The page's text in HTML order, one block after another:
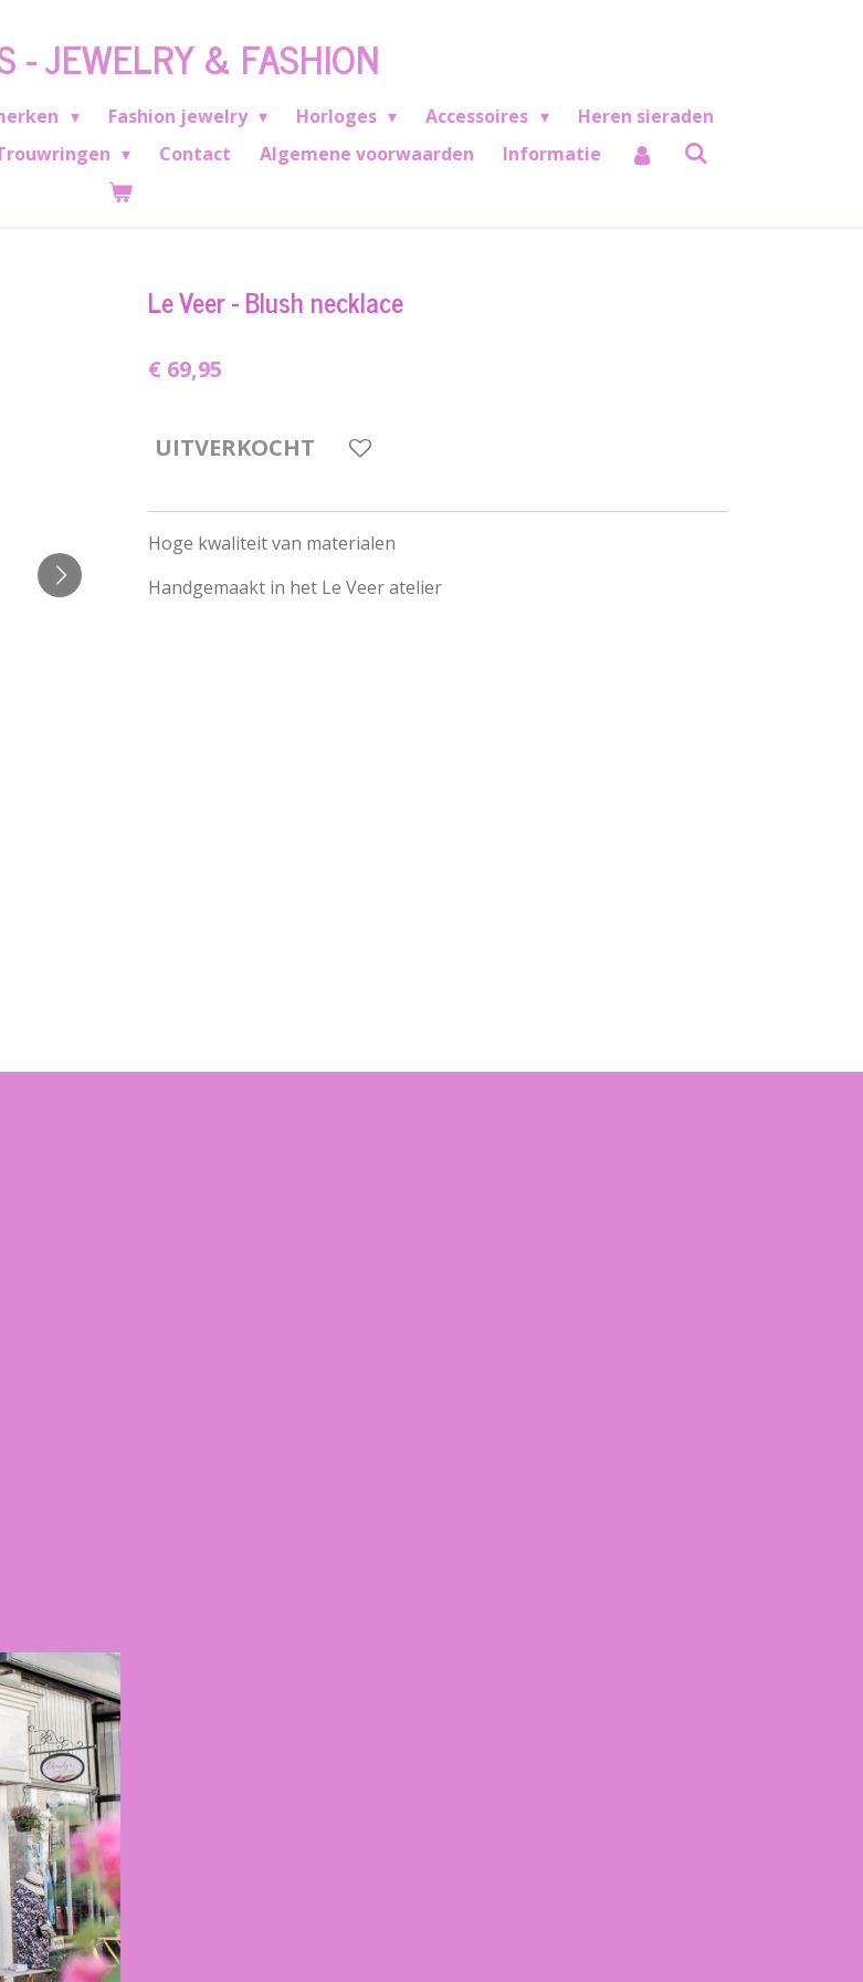
- JEWELRY & FASHION
Fashion jewelry Horloges Accessoires
Heren sieraden
Contact Algemene voorwaarden Informatie
Le Veer - Blush necklace
€ 69,95
UITVERKOCHT
Hoge kwaliteit van materialen
Handgemaakt in het Le Veer atelier